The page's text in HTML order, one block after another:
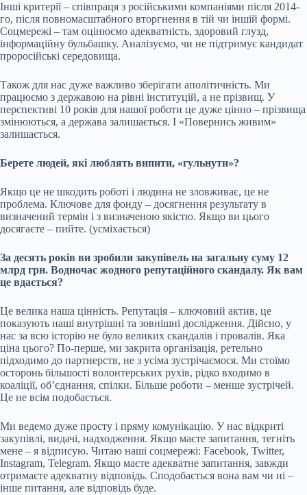
Інші критерії – співпраця з російськими компаніями після 2014-
го, після повномасштабного вторгнення в тій чи іншій формі.
Соцмережі – там оцінюємо адекватність, здоровий глузд,
інформаційну бульбашку. Аналізуємо, чи не підтримує кандидат
проросійські середовища.
Також для нас дуже важливо зберігати аполітичність. Ми
працюємо з державою на рівні інституцій, а не прізвищ. У
перспективі 10 років для нашої роботи це дуже цінно – прізвища
змінюються, а держава залишається. І «Повернись живим»
залишається.
Берете людей, які люблять випити, «гульнути»?
Якщо це не шкодить роботі і людина не зловживає, це не
проблема. Ключове для фонду – досягнення результату в
визначений термін і з визначеною якістю. Якщо ви цього
досягаєте – пийте. (усміхається)
За десять років ви зробили закупівель на загальну суму 12
млрд грн. Водночас жодного репутаційного скандалу. Як вам
це вдається?
Це велика наша цінність. Репутація – ключовий актив, це
показують наші внутрішні та зовнішні дослідження. Дійсно, у
нас за всю історію не було великих скандалів і провалів. Яка
ціна цього? По-перше, ми закрита організація, ретельно
підходимо до партнерств, не з усіма зустрічаємося. Ми стоїмо
осторонь більшості волонтерських рухів, рідко входимо в
коаліції, обʼєднання, спілки. Більше роботи – менше зустрічей.
Це не всім подобається.
Ми ведемо дуже просту і пряму комунікацію. У нас відкриті
закупівлі, видачі, надходження. Якщо маєте запитання, тегніть
мене – я відписую. Читаю наші соцмережі: Facebook, Twitter,
Instagram, Telegram. Якщо маєте адекватне запитання, завжди
отримаєте адекватну відповідь. Сподобається вона вам чи ні –
інше питання, але відповідь буде.